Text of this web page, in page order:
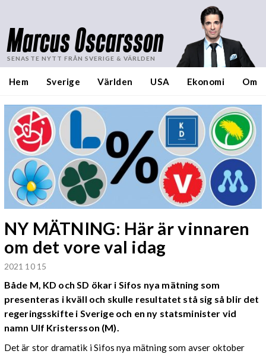
Marcus Oscarsson
SENASTE NYTT FRÅN SVERIGE & VÄRLDEN
Hem Sverige Världen USA Ekonomi Om
NY MÄTNING: Här är vinnaren
om det vore val idag
2021 10 15
Både M, KD och SD ökar i Sifos nya mätning som
presenteras i kväll och skulle resultatet stå sig så blir det
regeringsskifte i Sverige och en ny statsminister vid
namn Ulf Kristersson (M).
Det är stor dramatik i Sifos nya mätning som avser oktober